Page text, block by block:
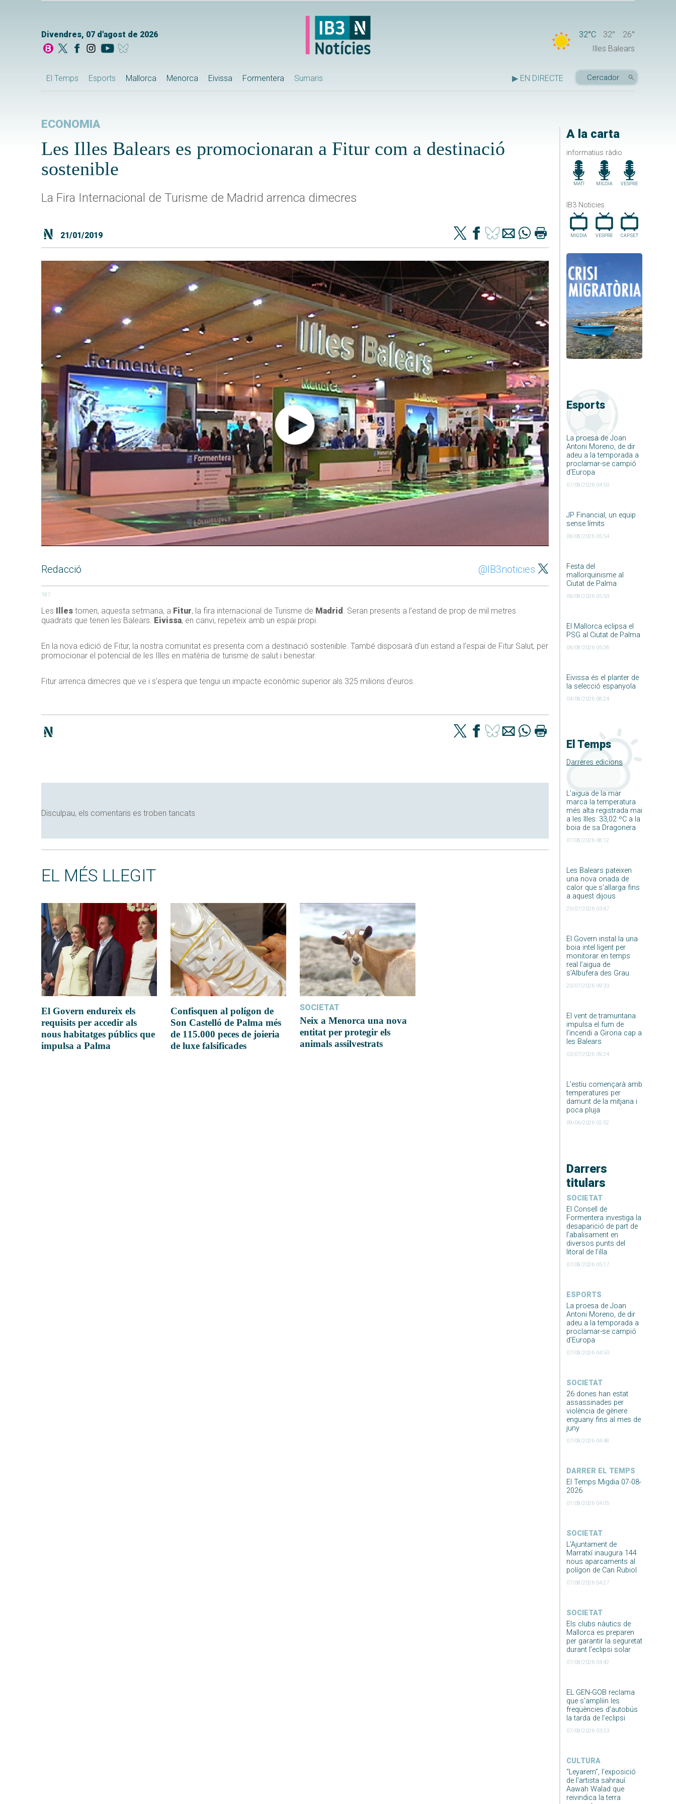
Divendres, 07 d'agost de 2026 32°C 32°
26°
Illes Balears
El Temps Esports Mallorca Menorca Eivissa Formentera Sumaris ▶ EN DIRECTE
A la carta
informatius ràdio
MATÍ MIGDIA VESPRE
IB3 Noticies
MIGDIA VESPRE CAP.SET
Esports
La proesa de Joan
Antoni Moreno, de dir
adeu a la temporada a
proclamar-se campió
d’Europa
07/08/2026 04:50
JP Financial, un equip
sense límits
06/08/2026 05:54
Festa del
mallorquinisme al
Ciutat de Palma
06/08/2026 05:50
El Mallorca eclipsa el
PSG al Ciutat de Palma
06/08/2026 05:36
Eivissa és el planter de
la selecció espanyola
04/08/2026 08:24
El Temps
Darreres edicions
L’aigua de la mar
marca la temperatura
més alta registrada mai
a les Illes: 33,02 ºC a la
boia de sa Dragonera
07/08/2026 08:12
Les Balears pateixen
una nova onada de
calor que s’allarga fins
a aquest dijous
20/07/2026 03:47
El Govern instal·la una
boia intel·ligent per
monitorar en temps
real l’aigua de
s’Albufera des Grau
20/07/2026 09:33
El vent de tramuntana
impulsa el fum de
l’incendi a Girona cap a
les Balears
03/07/2026 09:24
L’estiu començarà amb
temperatures per
damunt de la mitjana i
poca pluja
09/06/2026 02:52
Darrers
titulars
SOCIETAT
El Consell de
Formentera investiga la
desaparició de part de
l’abalisament en
diversos punts del
litoral de l’illa
07/08/2026 05:17
ESPORTS
La proesa de Joan
Antoni Moreno, de dir
adeu a la temporada a
proclamar-se campió
d’Europa
07/08/2026 04:50
SOCIETAT
26 dones han estat
assassinades per
violència de gènere
enguany fins al mes de
juny
07/08/2026 04:48
DARRER EL TEMPS
El Temps Migdia 07-08-
2026
07/08/2026 04:05
SOCIETAT
L’Ajuntament de
Marratxí inaugura 144
nous aparcaments al
polígon de Can Rubiol
07/08/2026 04:27
SOCIETAT
Els clubs nàutics de
Mallorca es preparen
per garantir la seguretat
durant l’eclipsi solar
07/08/2026 04:42
EL GEN-GOB reclama
que s’ampliïn les
freqüències d’autobús
la tarda de l’eclipsi
07/08/2026 03:53
CULTURA
“Leyarem”, l’exposició
de l’artista sahrauí
Aawah Walad que
reivindica la terra
ECONOMIA
Les Illes Balears es promocionaran a Fitur com a destinació
sostenible
La Fira Internacional de Turisme de Madrid arrenca dimecres
21/01/2019
Redacció @IB3noticies
187
Les Illes tornen, aquesta setmana, a Fitur, la fira internacional de Turisme de Madrid . Seran presents a l’estand de prop de mil metres
quadrats que tenen les Balears. Eivissa, en canvi, repeteix amb un espai propi.
En la nova edició de Fitur, la nostra comunitat es presenta com a destinació sostenible. També disposarà d’un estand a l’espai de Fitur Salut, per
promocionar el potencial de les Illes en matèria de turisme de salut i benestar.
Fitur arrenca dimecres que ve i s’espera que tengui un impacte econòmic superior als 325 milions d’euros.
Disculpau, els comentaris es troben tancats
EL MÉS LLEGIT
El Govern endureix els
requisits per accedir als
nous habitatges públics que
impulsa a Palma
Confisquen al polígon de
Son Castelló de Palma més
de 115.000 peces de joieria
de luxe falsificades
SOCIETAT
Neix a Menorca una nova
entitat per protegir els
animals assilvestrats